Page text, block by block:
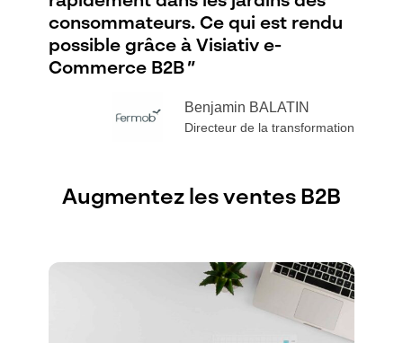
consommateurs. Ce qui est rendu
possible grâce à Visiativ e-
Commerce B2B ”
Benjamin BALATIN
Directeur de la transformation
Augmentez les ventes B2B